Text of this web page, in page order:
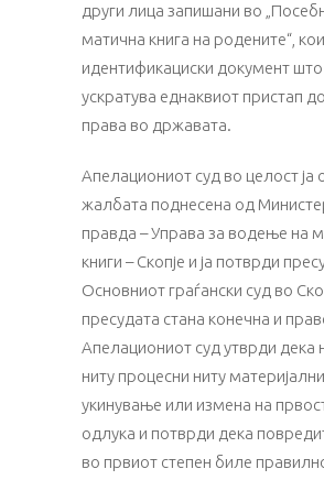
други лица запишани во
матична книга на родените“,
идентификациски документ
ускратува еднаквиот пристап
права во државата.
Апелациониот суд во целост ја
жалбата поднесена од
правда – Управа за водење на
книги – Скопје и ја потврди
Основниот граѓански суд во
пресудата стана конечна и
Апелациониот суд утврди дека
ниту процесни ниту
укинување или измена на
одлука и потврди дека
во првиот степен биле